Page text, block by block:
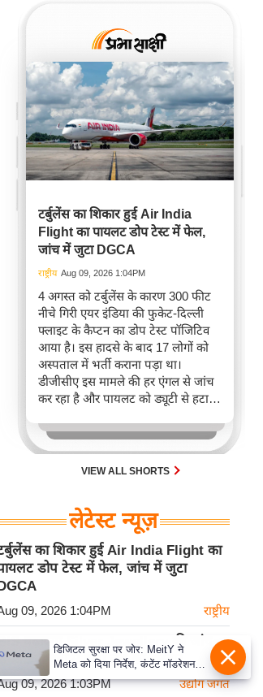
टर्बुलेंस का शिकार हुई Air India
Flight का पायलट डोप टेस्ट में फेल,
जांच में जुटा DGCA
राष्ट्रीय Aug 09, 2026 1:04PM
4 अगस्त को टर्बुलेंस के कारण 300 फीट
नीचे गिरी एयर इंडिया की फुकेट-दिल्ली
फ्लाइट के कैप्टन का डोप टेस्ट पॉजिटिव
आया है। इस हादसे के बाद 17 लोगों को
अस्पताल में भर्ती कराना पड़ा था।
डीजीसीए इस मामले की हर एंगल से जांच
कर रहा है और पायलट को ड्यूटी से हटा
VIEW ALL SHORTS
लेटेस्ट न्यूज़
का शिकार हुई Air India Flight का
डोप टेस्ट में फेल, जांच में जुटा
09, 2026 1:04PM राष्ट्रीय
बढ़ाएगा Silver Jewellery की जांच
दो वर्षों में होगा लैब का विस्तार
09, 2026 1:03PM उद्योग जगत
डिजिटल सुरक्षा पर जोर: MeitY ने
Meta को दिया निर्देश, कंटेंट मॉडरेशन
मजबूत करे